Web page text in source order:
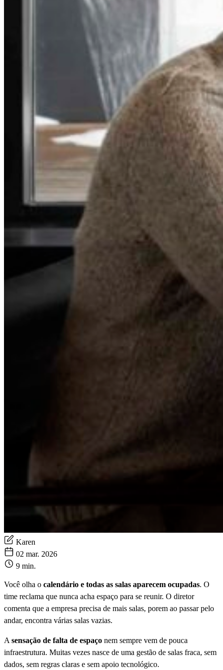
Karen
02 mar. 2026
9 min.
Você olha o calendário e todas as salas aparecem ocupadas. O
time reclama que nunca acha espaço para se reunir. O diretor
comenta que a empresa precisa de mais salas, porem ao passar pelo
andar, encontra várias salas vazias.
A sensação de falta de espaço nem sempre vem de pouca
infraestrutura. Muitas vezes nasce de uma gestão de salas fraca, sem
dados, sem regras claras e sem apoio tecnológico.